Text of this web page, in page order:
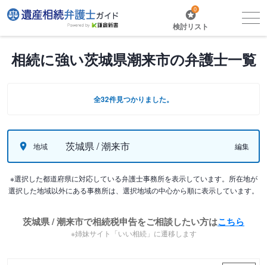
0
検討リスト
相続に強い茨城県潮来市の弁護士一覧
全32件見つかりました。
地域 茨城県 / 潮来市 編集
※選択した都道府県に対応している弁護士事務所を表示しています。所在地が
選択した地域以外にある事務所は、選択地域の中心から順に表示しています。
茨城県 / 潮来市で相続税申告をご相談したい方はこちら
※姉妹サイト「いい相続」に遷移します